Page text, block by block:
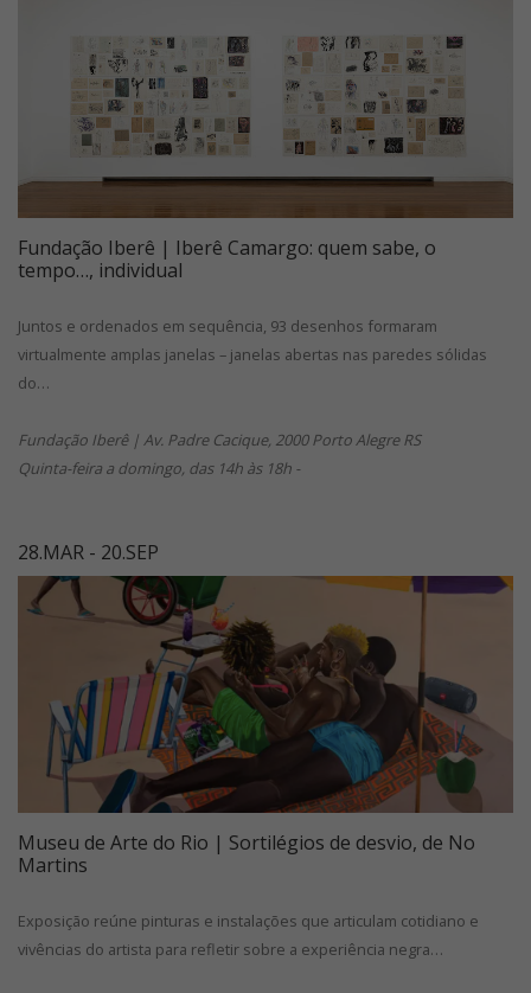
Fundação Iberê | Iberê Camargo: quem sabe, o
tempo…, individual
Juntos e ordenados em sequência, 93 desenhos formaram
virtualmente amplas janelas – janelas abertas nas paredes sólidas
do…
Fundação Iberê | Av. Padre Cacique, 2000 Porto Alegre RS
Quinta-feira a domingo, das 14h às 18h -
28.MAR - 20.SEP
Museu de Arte do Rio | Sortilégios de desvio, de No
Martins
Exposição reúne pinturas e instalações que articulam cotidiano e
vivências do artista para refletir sobre a experiência negra…